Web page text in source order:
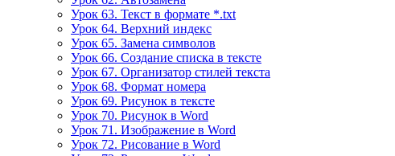
Урок 63. Текст в формате *.txt
Урок 64. Верхний индекс
Урок 65. Замена символов
Урок 66. Создание списка в тексте
Урок 67. Организатор стилей текста
Урок 68. Формат номера
Урок 69. Рисунок в тексте
Урок 70. Рисунок в Word
Урок 71. Изображение в Word
Урок 72. Рисование в Word